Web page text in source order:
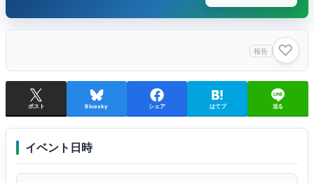
報告 ♡
ポスト Bluesky シェア はてブ 送る
イベント日時